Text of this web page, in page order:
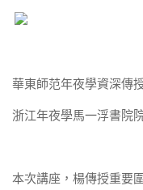
華東師范年夜學資深傳
浙江年夜學馬一浮書院
本次講座，楊傳授重要